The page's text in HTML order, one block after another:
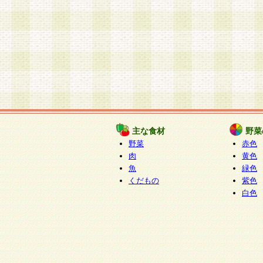
主な食材
野菜
肉
魚
くだもの
野
赤色
黄色
緑色
紫色
白色